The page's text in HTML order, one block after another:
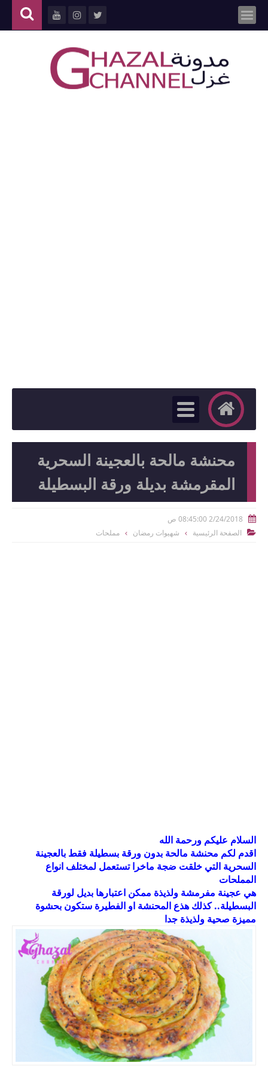
محنشة مالحة بالعجينة السحرية
المقرمشة بديلة ورقة البسطيلة
 2/24/2018 08:45:00 ص
 الصفحة الرئيسية شهيوات رمضان مملحات
السلام عليكم ورحمة الله
اقدم لكم محنشة مالحة بدون ورقة بسطيلة فقط بالعجينة
السحرية التي خلقت ضجة ماخرا تستعمل لمختلف انواع
المملحات
هي عجينة مفرمشة ولذيذة ممكن اعتبارها بديل لورقة
البسطيلة.. كذلك هذع المحنشة او الفطيرة ستكون بحشوة
مميزة صحية ولذيذة جدا